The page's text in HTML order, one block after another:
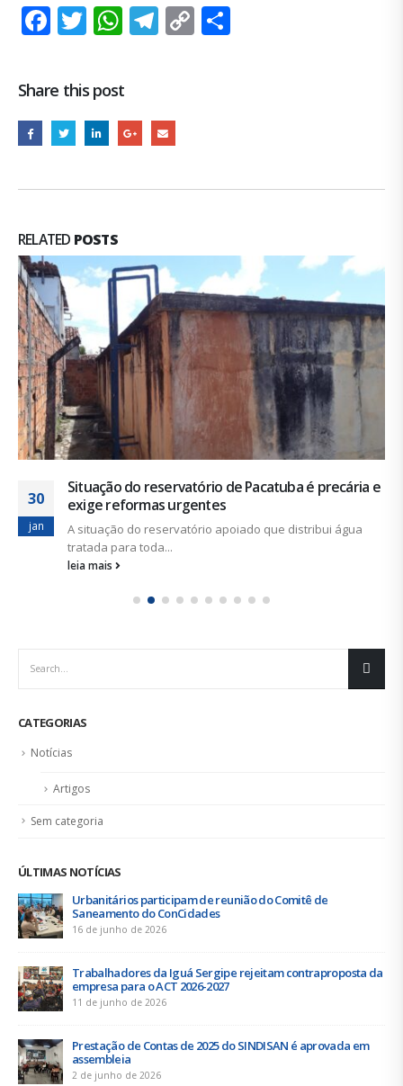
Facebook
Twitter
WhatsApp
Telegram
Copy
Share this post
RELATED POSTS
30
jan
Situação do reservatório de Pacatuba é precária e
exige reformas urgentes
A situação do reservatório apoiado que distribui água
tratada para toda...
leia mais
CATEGORIAS
Notícias
Artigos
Sem categoria
ÚLTIMAS NOTÍCIAS
Urbanitários participam de reunião do Comitê de
Saneamento do ConCidades
16 de junho de 2026
Trabalhadores da Iguá Sergipe rejeitam contraproposta da
empresa para o ACT 2026-2027
11 de junho de 2026
Prestação de Contas de 2025 do SINDISAN é aprovada em
assembleia
2 de junho de 2026